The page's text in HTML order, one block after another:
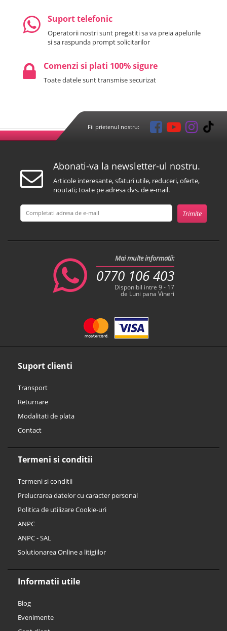
Suport telefonic
Operatorii nostri sunt pregatiti sa va preia apelurile
si sa raspunda prompt solicitarilor
Comenzi si plati 100% sigure
Toate datele sunt transmise securizat
Fii prietenul nostru:
Suport clienti
Transport
Returnare
Modalitati de plata
Contact
Termeni si conditii
Termeni si conditii
Prelucrarea datelor cu caracter personal
Politica de utilizare Cookie-uri
ANPC
ANPC - SAL
Solutionarea Online a litigiilor
Informatii utile
Blog
Evenimente
Abonati-va la newsletter-ul nostru.
Articole interesante, sfaturi utile, reduceri, oferte,
noutati; toate pe adresa dvs. de e-mail.
Mai multe informatii:
0770 106 403
Disponibil intre 9 - 17
de Luni pana Vineri